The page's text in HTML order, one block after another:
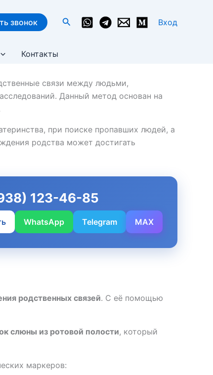
звонок Поиск Вход
Контакты
связи между людьми,
Данный метод основан на
при поиске пропавших людей, а
родства может достигать
123-46-85
WhatsApp Telegram MAX
родственных связей. С её помощью
слюны из ротовой полости, который
маркеров: